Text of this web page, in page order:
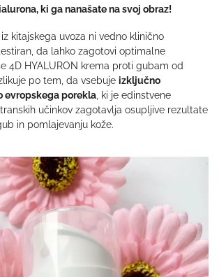
ki ga nanašate na svoj obraz!
kitajskega uvoza ni vedno klinično
da lahko zagotovi optimalne
4D HYALURON krema proti gubam od
po tem, da vsebuje izključno
evropskega porekla, ki je edinstvene
učinkov zagotavlja osupljive rezultate
in pomlajevanju kože.